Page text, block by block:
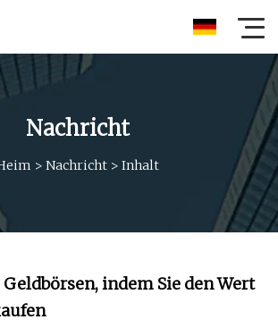
Nachricht
> Nachricht > Inhalt
indem Sie den Wert